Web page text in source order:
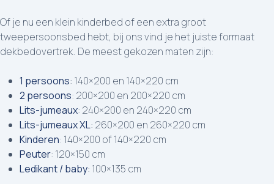
Of je nu een klein kinderbed of een extra groot
tweepersoonsbed hebt, bij ons vind je het juiste formaat
dekbedovertrek. De meest gekozen maten zijn:
1 persoons: 140×200 en 140×220 cm
2 persoons: 200×200 en 200×220 cm
Lits-jumeaux: 240×200 en 240×220 cm
Lits-jumeaux XL: 260×200 en 260×220 cm
Kinderen: 140×200 of 140×220 cm
Peuter: 120×150 cm
Ledikant / baby: 100×135 cm